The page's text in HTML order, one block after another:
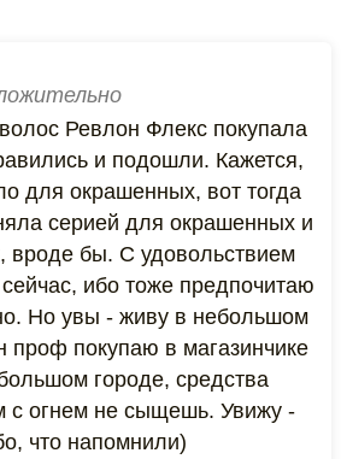
Ревлон Флекс покупала
и подошли. Кажется,
для окрашенных, вот тогда
серией для окрашенных и
вроде бы. С удовольствием
ибо тоже предпочитаю
Но увы - живу в небольшом
проф покупаю в магазинчике
городе, средства
с огнем не сыщешь. Увижу -
что напомнили)